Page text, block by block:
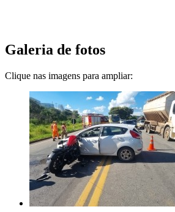
Galeria de fotos
Clique nas imagens para ampliar: